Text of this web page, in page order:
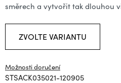
směrech a vytvořit tak dlouhou
ZVOLTE VARIANTU
Možnosti doručení
STSACK035021-120905